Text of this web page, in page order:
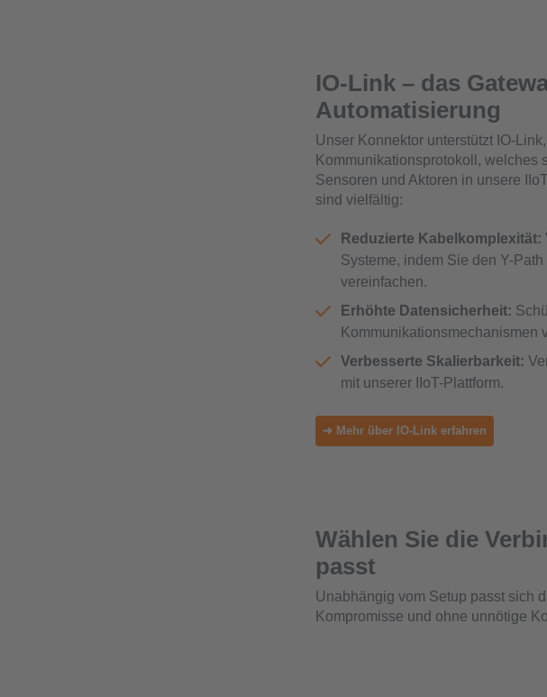
IO-Link – das
Automatisierung
Unser Konnektor unterstützt IO-
Kommunikationsprotokoll, welches
Sensoren und Aktoren in unsere
sind vielfältig:
Reduzierte Kabelkomplexität:
Systeme, indem Sie den Y-
vereinfachen.
Erhöhte Datensicherheit:
Kommunikationsmechanismen
Verbesserte Skalierbarkeit:
mit unserer IIoT-Plattform.
➜ Mehr über IO-Link erfahren
Wählen Sie die
passt
Unabhängig vom Setup passt sich
Kompromisse und ohne unnötige